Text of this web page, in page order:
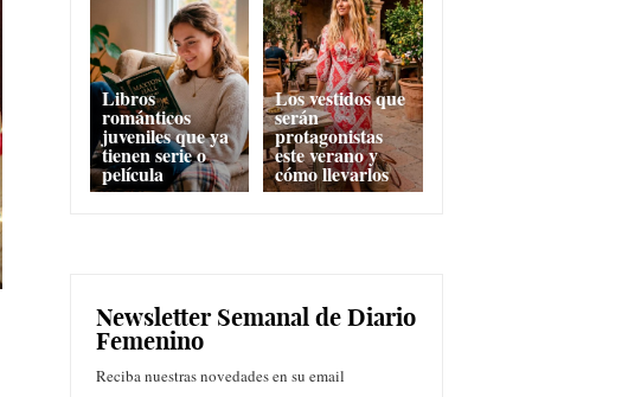
Libros
románticos
juveniles que ya
tienen serie o
película
Los vestidos que
serán
protagonistas
este verano y
cómo llevarlos
Newsletter Semanal de Diario
Femenino
Reciba nuestras novedades en su email